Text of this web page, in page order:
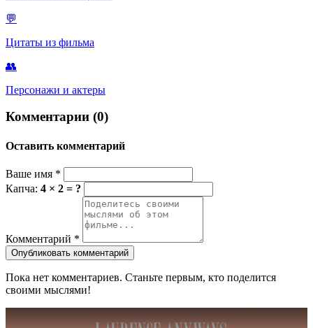
💬
Цитаты из фильма
👥
Персонажи и актеры
Комментарии (0)
Оставить комментарий
Ваше имя *
Капча: 4 × 2 = ?
Комментарий *
Опубликовать комментарий
Пока нет комментариев. Станьте первым, кто поделится
своими мыслями!